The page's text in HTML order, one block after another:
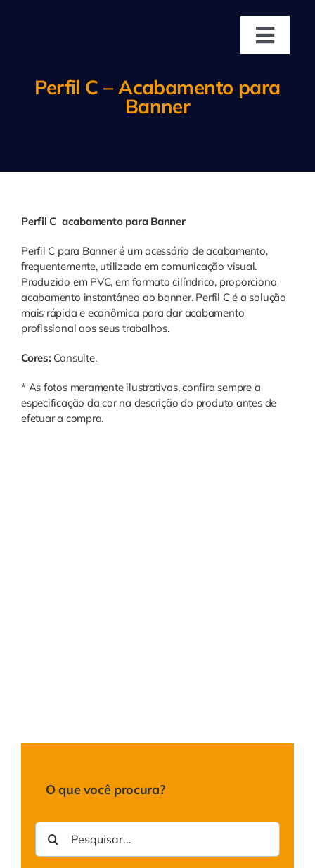
Produtos
Perfil C – Acabamento para
Banner
Perfil C acabamento para Banner
Perfil C para Banner é um acessório de acabamento,
frequentemente, utilizado em comunicação visual.
Produzido em PVC, em formato cilíndrico, proporciona
acabamento instantâneo ao banner. Perfil C é a solução
mais rápida e econômica para dar acabamento
profissional aos seus trabalhos.
Cores: Consulte.
* As fotos meramente ilustrativas, confira sempre a
especificação da cor na descrição do produto antes de
efetuar a compra.
O que você procura?
Buscar
resultados
para: